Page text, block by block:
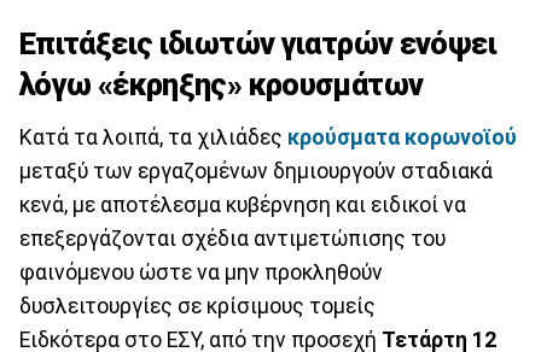
Επιτάξεις ιδιωτών γιατρών ενόψει
λόγω «έκρηξης» κρουσμάτων
Κατά τα λοιπά, τα χιλιάδες κρούσματα κορωνοϊού
μεταξύ των εργαζομένων δημιουργούν σταδιακά
κενά, με αποτέλεσμα κυβέρνηση και ειδικοί να
επεξεργάζονται σχέδια αντιμετώπισης του
φαινόμενου ώστε να μην προκληθούν
δυσλειτουργίες σε κρίσιμους τομείς
Ειδκότερα στο ΕΣΥ, από την προσεχή Τετάρτη 12